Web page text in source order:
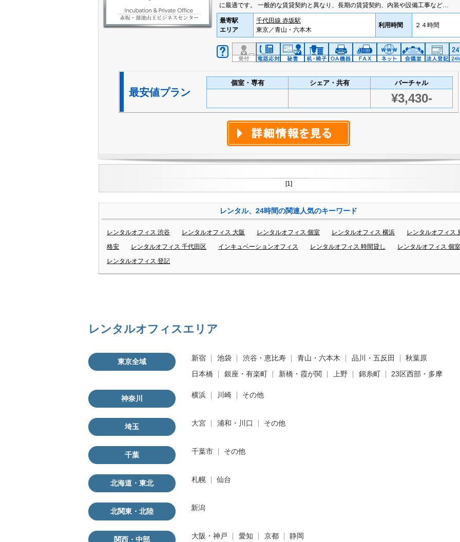
に最適です。 一般的な賃貸契約と異なり、長期の賃貸契約、内装や設備工事など…
最寄駅
エリア
千代田線 赤坂駅
東京／青山・六本木
利用時間 ２４時間
最安値プラン
個室・専有 シェア・共有 バーチャル
¥3,430-
[1]
レンタル、24時間の関連人気のキーワード
レンタルオフィス 渋谷 レンタルオフィス 大阪 レンタルオフィス 個室 レンタルオフィス 横浜
レンタルオフィス
格安
レンタルオフィス 千代田区 インキュベーションオフィス レンタルオフィス 時間貸し
レンタルオフィス 個室
レンタルオフィス 登記
レンタルオフィスエリア
東京全域 新宿 池袋 渋谷・恵比寿 青山・六本木 品川・五反田
秋葉原
日本橋
銀座・有楽町 新橋・霞が関 上野 錦糸町 23区西部・多摩
神奈川 横浜 川崎 その他
埼玉 大宮 浦和・川口 その他
千葉 千葉市 その他
北海道・東北 札幌 仙台
北関東・北陸 新潟
関西・中部 大阪・神戸 愛知 京都 静岡